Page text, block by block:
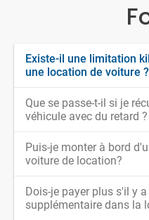
Existe-il une limitation
une location de voiture ?
Que se passe-t-il si je
véhicule avec du retard ?
Puis-je monter à bord
voiture de location?
Dois-je payer plus s'il y
supplémentaire dans la